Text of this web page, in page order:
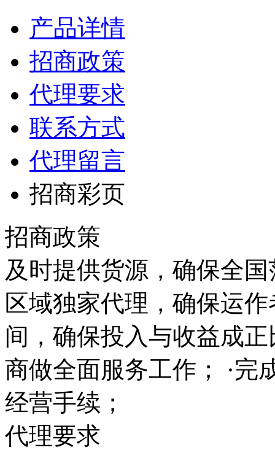
产品详情
招商政策
代理要求
联系方式
代理留言
招商彩页
招商政策
及时提供货源，确保全
区域独家代理，确保运
间，确保投入与收益成
商做全面服务工作； ·完
经营手续；
代理要求